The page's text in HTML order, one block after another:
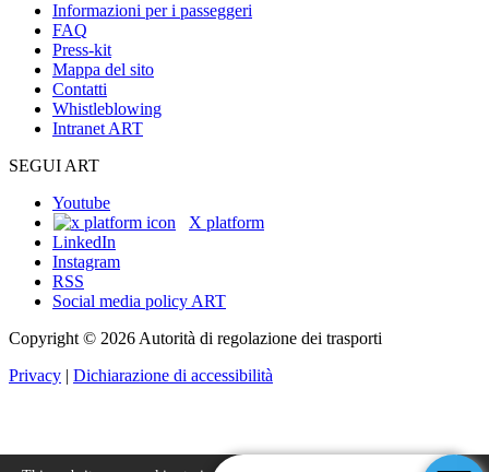
Informazioni per i passeggeri
FAQ
Press-kit
Mappa del sito
Contatti
Whistleblowing
Intranet ART
SEGUI ART
Youtube
X platform
LinkedIn
Instagram
RSS
Social media policy ART
Copyright © 2026 Autorità di regolazione dei trasporti
Privacy | Dichiarazione di accessibilità